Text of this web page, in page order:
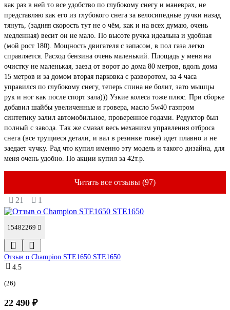
как раз в ней то все удобство по глубокому снегу и маневрах, не
представляю как его из глубокого снега за велосипедные ручки назад
тянуть, (задняя скорость тут не о чём, как и на всех думаю, очень
медленная) весит он не мало. По высоте ручка идеальна и удобная
(мой рост 180). Мощность двигателя с запасом, в пол газа легко
справляется. Расход бензина очень маленький. Площадь у меня на
очистку не маленькая, заезд от ворот до дома 80 метров, вдоль дома
15 метров и за домом вторая парковка с разворотом, за 4 часа
управился по глубокому снегу, теперь спина не болит, зато мышцы
рук и ног как после спорт зала))) Узкие колеса тоже плюс. При сборке
добавил шайбы увеличенные и гровера, масло 5w40 газпром
синтетику залил автомобильное, проверенное годами. Редуктор был
полный с завода. Так же смазал весь механизм управления отброса
снега (все трущиеся детали, и вал в резинке тоже) идет плавно и не
заедает чучку. Рад что купил именно эту модель и такого дизайна, для
меня очень удобно. По акции купил за 42т.р.
Читать все отзывы (97)
21 1
15482269
Отзыв о Champion STE1650 STE1650
4.5
(26)
22 490 ₽